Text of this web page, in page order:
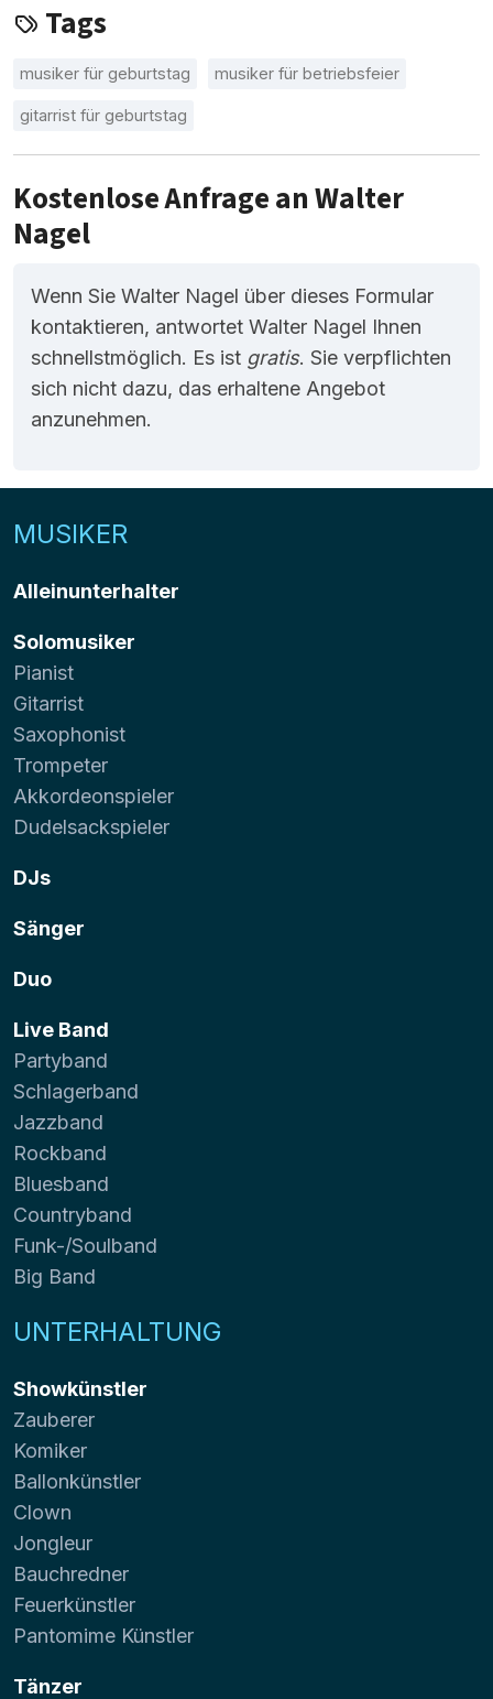
Tags
musiker für geburtstag musiker für betriebsfeier
gitarrist für geburtstag
Kostenlose Anfrage an Walter
Nagel
Wenn Sie Walter Nagel über dieses Formular
kontaktieren, antwortet Walter Nagel Ihnen
schnellstmöglich. Es ist gratis. Sie verpflichten
sich nicht dazu, das erhaltene Angebot
anzunehmen.
MUSIKER
Alleinunterhalter
Solomusiker
Pianist
Gitarrist
Saxophonist
Trompeter
Akkordeonspieler
Dudelsackspieler
DJs
Sänger
Duo
Live Band
Partyband
Schlagerband
Jazzband
Rockband
Bluesband
Countryband
Funk-/Soulband
Big Band
UNTERHALTUNG
Showkünstler
Zauberer
Komiker
Ballonkünstler
Clown
Jongleur
Bauchredner
Feuerkünstler
Pantomime Künstler
Tänzer